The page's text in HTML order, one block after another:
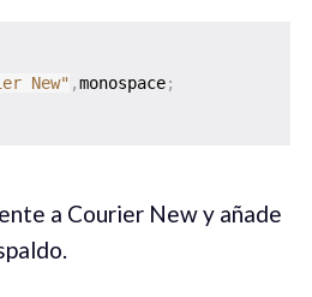
New" ,monospace;
a Courier New y añade